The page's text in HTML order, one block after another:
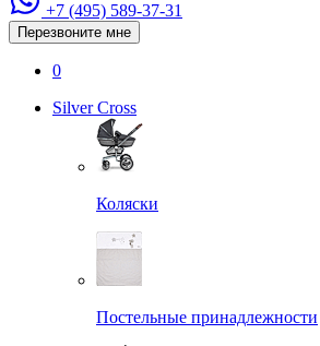
+7 (495) 589-37-31
Перезвоните мне
0
Silver Cross
Коляски
Постельные принадлежности